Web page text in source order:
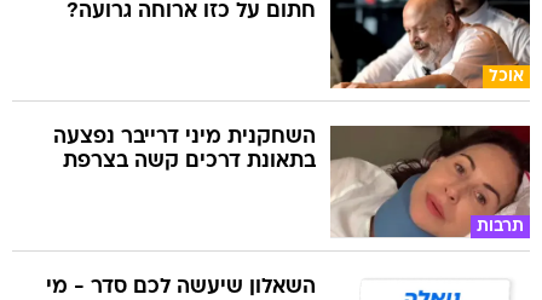
אוכל
חתום על כזו ארוחה גרועה?
תרבות
השחקנית מיני דרייבר נפצעה
בתאונת דרכים קשה בצרפת
השאלון שיעשה לכם סדר - מי